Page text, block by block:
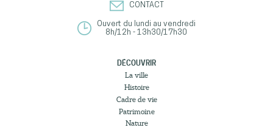
CONTACT
Ouvert du lundi au vendredi
8h/12h - 13h30/17h30
DÉCOUVRIR
La ville
Histoire
Cadre de vie
Patrimoine
Nature